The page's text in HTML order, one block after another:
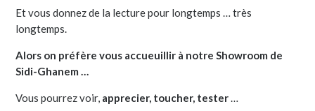
Et vous donnez de la lecture pour longtemps … très
longtemps.
Alors on préfère vous accueuillir à notre Showroom de
Sidi-Ghanem …
Vous pourrez voir, apprecier, toucher, tester…